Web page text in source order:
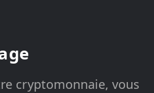
cryptomonnaie, vous